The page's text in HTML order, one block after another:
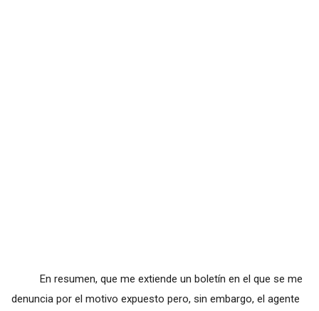
En resumen, que me extiende un boletín en el que se me
denuncia por el motivo expuesto pero, sin embargo, el agente